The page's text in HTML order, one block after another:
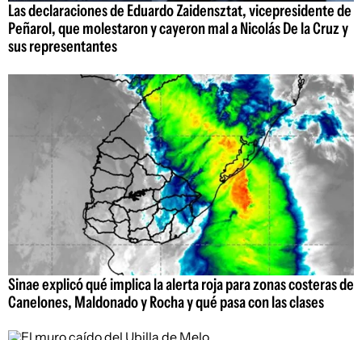
Las declaraciones de Eduardo Zaidensztat, vicepresidente de
Peñarol, que molestaron y cayeron mal a Nicolás De la Cruz y
sus representantes
Sinae explicó qué implica la alerta roja para zonas costeras de
Canelones, Maldonado y Rocha y qué pasa con las clases